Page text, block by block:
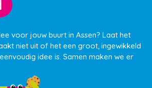
voor jouw buurt in Assen? Laat het
niet uit of het een groot, ingewikkeld
idee is. Samen maken we er